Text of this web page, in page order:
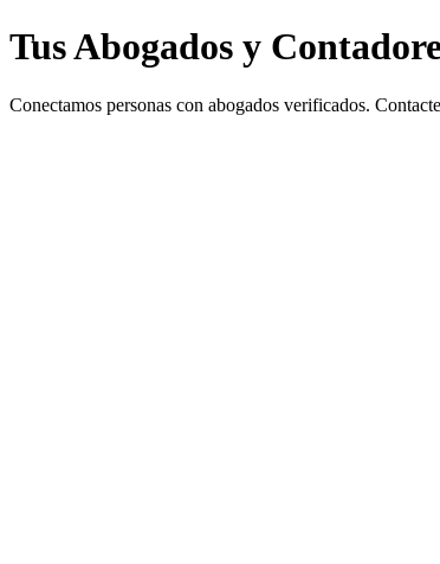
Tus Abogados y
Conectamos personas con abogados verificados.